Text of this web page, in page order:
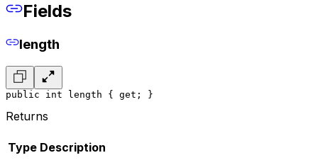
Fields
length
public int length { get; }
Returns
Type Description